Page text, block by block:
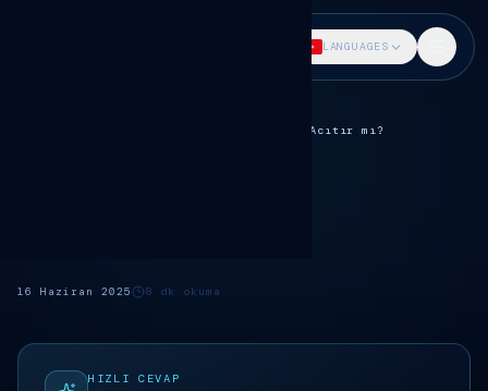
LANGUAGES
Botoks Acıtır mı?
16 Haziran 2025 8 dk okuma
HIZLI CEVAP